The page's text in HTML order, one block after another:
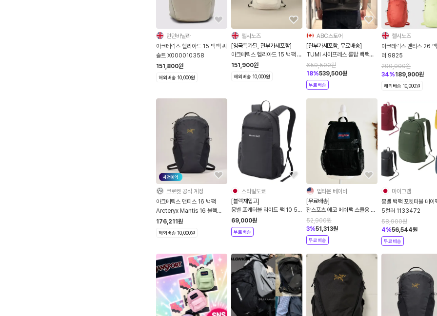
런던바닐라
아크테릭스 헬리아드 15 백팩 씨
솔트 X000010358
151,800원
해외배송 10,000원
첼시노즈
[영국특가딜, 관부가세포함]
아크테릭스 헬리아드 15 백팩 씨
솔트 X000010358
151,900원
해외배송 10,000원
ABC스토어
[관부가세포함, 무료배송]
TUMI 사이프레스 롤탑 백팩
TUMI Cypress Roll Top
Backpack
659,500원
18%539,500원
무료배송
첼시노즈
아크테릭스 맨티스 26
러 9825
290,000원
34%189,900원
해외배송 10,000원
사전예약
크로켓 공식 계정
아크테릭스 맨티스 16 백팩
Arcteryx Mantis 16 블랙
Backpack Black
176,211원
해외배송 10,000원
스타일도쿄
[블랙재입고]
몽벨 포케터블 라이트 팩 10 5컬
러 1133469
69,000원
무료배송
업타운 베이비
[무료배송]
잔스포츠 에코 메쉬팩 스쿨용 백
팩 수영가방 정품 블랙색상
52,900원
3%51,313원
무료배송
마이그램
몽벨 백팩 포켓터블 데이
5컬러 1133472
58,900원
4%56,544원
무료배송